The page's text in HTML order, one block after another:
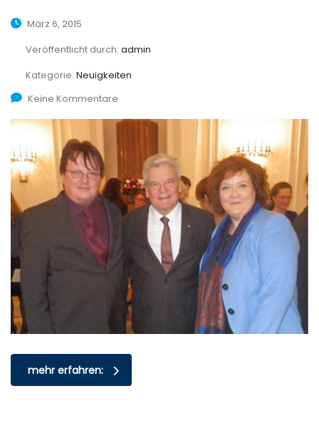
März 6, 2015
Veröffentlicht durch: admin
Kategorie: Neuigkeiten
Keine Kommentare
mehr erfahren: